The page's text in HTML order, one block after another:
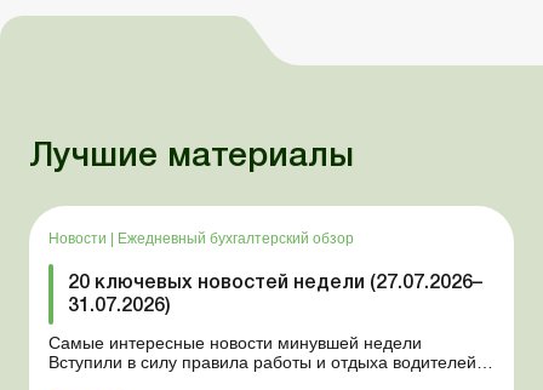
Лучшие материалы
Новости Ежедневный бухгалтерский обзор
20 ключевых новостей недели (27.07.2026–
31.07.2026)
Самые интересные новости минувшей недели
Вступили в силу правила работы и отдыха водителей